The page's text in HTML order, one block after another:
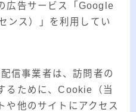
広告サービス「Google
ンス）」を利用してい
信事業者は、訪問者の
るために、Cookie（当
や他のサイトにアクセス